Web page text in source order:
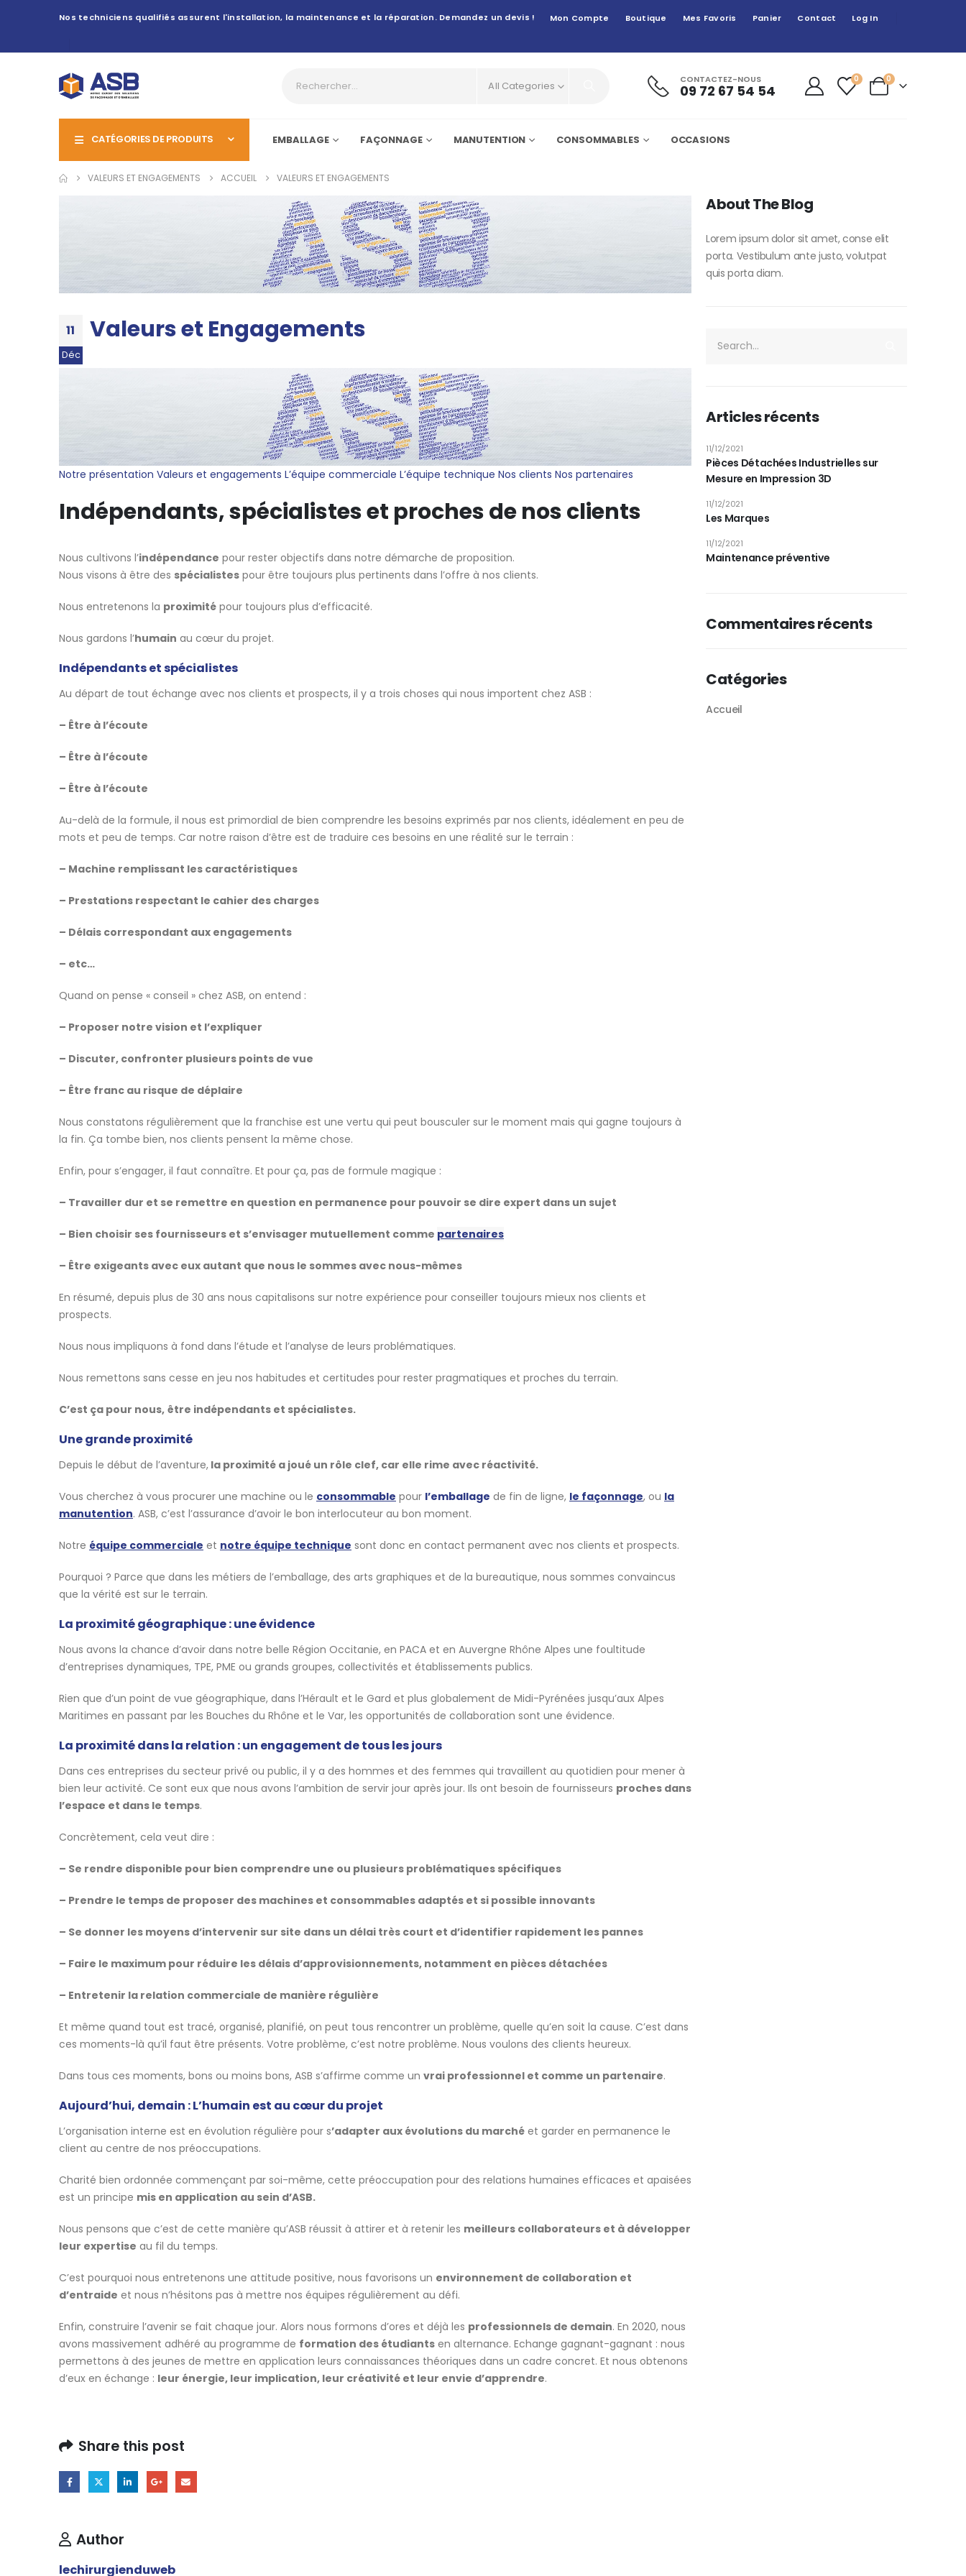
Nos techniciens qualifiés assurent l'installation, la maintenance et la réparation. Demandez un devis ! Mon Compte Boutique Mes Favoris Panier Contact Log In
All Categories CONTACTEZ-NOUS
09 72 67 54 54
0 0
CATÉGORIES DE PRODUITS EMBALLAGE FAÇONNAGE MANUTENTION CONSOMMABLES OCCASIONS
VALEURS ET ENGAGEMENTS ACCUEIL VALEURS ET ENGAGEMENTS
11
Déc
Valeurs et Engagements
Notre présentation Valeurs et engagements L’équipe commerciale L’équipe technique Nos clients Nos partenaires
Indépendants, spécialistes et proches de nos clients
Nous cultivons l’indépendance pour rester objectifs dans notre démarche de proposition.
Nous visons à être des spécialistes pour être toujours plus pertinents dans l’offre à nos clients.
Nous entretenons la proximité pour toujours plus d’efficacité.
Nous gardons l’humain au cœur du projet.
Indépendants et spécialistes
Au départ de tout échange avec nos clients et prospects, il y a trois choses qui nous importent chez ASB :
– Être à l’écoute
– Être à l’écoute
– Être à l’écoute
Au-delà de la formule, il nous est primordial de bien comprendre les besoins exprimés par nos clients, idéalement en peu de
mots et peu de temps. Car notre raison d’être est de traduire ces besoins en une réalité sur le terrain :
– Machine remplissant les caractéristiques
– Prestations respectant le cahier des charges
– Délais correspondant aux engagements
– etc…
Quand on pense « conseil » chez ASB, on entend :
– Proposer notre vision et l’expliquer
– Discuter, confronter plusieurs points de vue
– Être franc au risque de déplaire
Nous constatons régulièrement que la franchise est une vertu qui peut bousculer sur le moment mais qui gagne toujours à
la fin. Ça tombe bien, nos clients pensent la même chose.
Enfin, pour s’engager, il faut connaître. Et pour ça, pas de formule magique :
– Travailler dur et se remettre en question en permanence pour pouvoir se dire expert dans un sujet
– Bien choisir ses fournisseurs et s’envisager mutuellement comme partenaires
– Être exigeants avec eux autant que nous le sommes avec nous-mêmes
En résumé, depuis plus de 30 ans nous capitalisons sur notre expérience pour conseiller toujours mieux nos clients et
prospects.
Nous nous impliquons à fond dans l’étude et l’analyse de leurs problématiques.
Nous remettons sans cesse en jeu nos habitudes et certitudes pour rester pragmatiques et proches du terrain.
C’est ça pour nous, être indépendants et spécialistes.
Une grande proximité
Depuis le début de l’aventure, la proximité a joué un rôle clef, car elle rime avec réactivité.
Vous cherchez à vous procurer une machine ou le consommable pour l’emballage de fin de ligne, le façonnage, ou la
manutention. ASB, c’est l’assurance d’avoir le bon interlocuteur au bon moment.
Notre équipe commerciale et notre équipe technique sont donc en contact permanent avec nos clients et prospects.
Pourquoi ? Parce que dans les métiers de l’emballage, des arts graphiques et de la bureautique, nous sommes convaincus
que la vérité est sur le terrain.
La proximité géographique : une évidence
Nous avons la chance d’avoir dans notre belle Région Occitanie, en PACA et en Auvergne Rhône Alpes une foultitude
d’entreprises dynamiques, TPE, PME ou grands groupes, collectivités et établissements publics.
Rien que d’un point de vue géographique, dans l’Hérault et le Gard et plus globalement de Midi-Pyrénées jusqu’aux Alpes
Maritimes en passant par les Bouches du Rhône et le Var, les opportunités de collaboration sont une évidence.
La proximité dans la relation : un engagement de tous les jours
Dans ces entreprises du secteur privé ou public, il y a des hommes et des femmes qui travaillent au quotidien pour mener à
bien leur activité. Ce sont eux que nous avons l’ambition de servir jour après jour. Ils ont besoin de fournisseurs proches dans
l’espace et dans le temps.
Concrètement, cela veut dire :
– Se rendre disponible pour bien comprendre une ou plusieurs problématiques spécifiques
– Prendre le temps de proposer des machines et consommables adaptés et si possible innovants
– Se donner les moyens d’intervenir sur site dans un délai très court et d’identifier rapidement les pannes
– Faire le maximum pour réduire les délais d’approvisionnements, notamment en pièces détachées
– Entretenir la relation commerciale de manière régulière
Et même quand tout est tracé, organisé, planifié, on peut tous rencontrer un problème, quelle qu’en soit la cause. C’est dans
ces moments-là qu’il faut être présents. Votre problème, c’est notre problème. Nous voulons des clients heureux.
Dans tous ces moments, bons ou moins bons, ASB s’affirme comme un vrai professionnel et comme un partenaire.
Aujourd’hui, demain : L’humain est au cœur du projet
L’organisation interne est en évolution régulière pour s’adapter aux évolutions du marché et garder en permanence le
client au centre de nos préoccupations.
Charité bien ordonnée commençant par soi-même, cette préoccupation pour des relations humaines efficaces et apaisées
est un principe mis en application au sein d’ASB.
Nous pensons que c’est de cette manière qu’ASB réussit à attirer et à retenir les meilleurs collaborateurs et à développer
leur expertise au fil du temps.
C’est pourquoi nous entretenons une attitude positive, nous favorisons un environnement de collaboration et
d’entraide et nous n’hésitons pas à mettre nos équipes régulièrement au défi.
Enfin, construire l’avenir se fait chaque jour. Alors nous formons d’ores et déjà les professionnels de demain. En 2020, nous
avons massivement adhéré au programme de formation des étudiants en alternance. Echange gagnant-gagnant : nous
permettons à des jeunes de mettre en application leurs connaissances théoriques dans un cadre concret. Et nous obtenons
d’eux en échange : leur énergie, leur implication, leur créativité et leur envie d’apprendre.
Share this post
Author
lechirurgienduweb
About The Blog
Lorem ipsum dolor sit amet, conse elit
porta. Vestibulum ante justo, volutpat
quis porta diam.
Articles récents
Pièces Détachées Industrielles sur
Mesure en Impression 3D
11/12/2021
Les Marques
11/12/2021
Maintenance préventive
11/12/2021
Commentaires récents
Catégories
Accueil